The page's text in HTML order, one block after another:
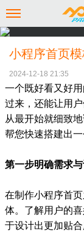
小程序首页
2024-12-18 21:35
一个既好看又好用
过来，还能让用
从最开始就细致
帮您快速搭建出
第一步明确需求
在制作小程序首
体。了解用户的
于设计出更加贴